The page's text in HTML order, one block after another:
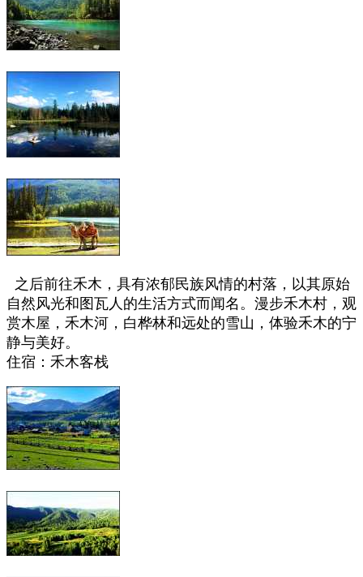
之后前往禾木，具有浓郁民族风情的村落，以其原始
自然风光和图瓦人的生活方式而闻名。漫步禾木村，观
赏木屋， 禾木河， 白桦林和远处的雪山， 体验禾木的宁
静与美好。
住宿：禾木客栈